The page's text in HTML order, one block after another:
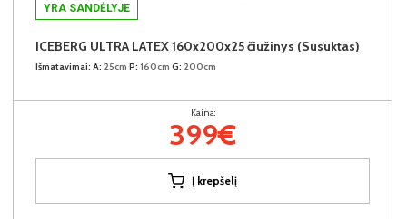
YRA SANDĖLYJE
ICEBERG ULTRA LATEX 160x200x25 čiužinys (Susuktas)
Išmatavimai: A: 25cm P: 160cm G: 200cm
Kaina:
399€
Į krepšelį